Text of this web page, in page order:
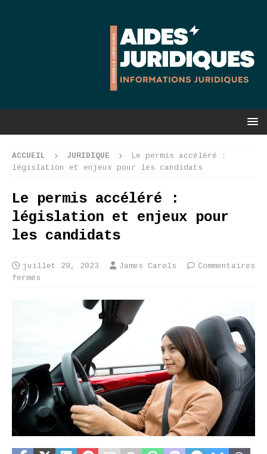
ACCUEIL JURIDIQUE
Le permis accéléré :
législation et enjeux pour les candidats
Le permis accéléré :
législation et enjeux pour
les candidats
juillet 29, 2023 James Carols
Commentaires
fermés